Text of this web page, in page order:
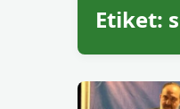
Etiket: